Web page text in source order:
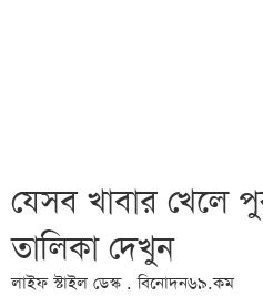
যেসব খাবার খেলে
তালিকা দেখুন
লাইফ স্টাইল ডেস্ক . বিনোদন৬৯.কম